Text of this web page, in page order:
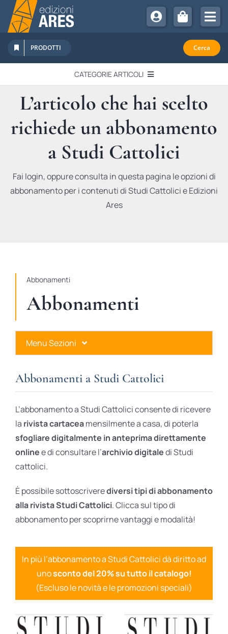
Salta
contenuto
Chi Siamo
Sostienici
Abbonamenti
Promozioni
Newsletter
PRODOTTI Cerca
CATEGORIE ARTICOLI
EDITORIALI
IN QUESTO NUMERO
RECENSIONI
L’articolo che hai scelto
richiede un abbonamento
a Studi Cattolici
Fai login, oppure consulta in questa pagina le opzioni di
abbonamento per i contenuti di Studi Cattolici e Edizioni
Ares
Abbonamenti
Abbonamenti
Menu Sezioni
Ares Gold
Ares Digital
Ares Gift Card
Abbonamenti a Studi Cattolici
L’abbonamento a Studi Cattolici consente di ricevere
la rivista cartaceamensilmente a casa, di poterla
sfogliare digitalmente in anteprima direttamente
onlinee di consultare l’archivio digitaledi Studi
cattolici.
È possibile sottoscriverediversi tipi di abbonamento
alla rivista Studi Cattolici. Clicca sul tipo di
abbonamento per scoprirne vantaggi e modalità!
In più l’abbonamento a Studi Cattolici dà diritto ad
unosconto del 20% su tutto il catalogo!
(Escluso le novità e le promozioni speciali)